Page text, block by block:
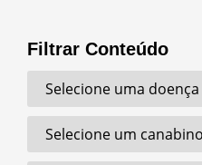
Filtrar Conteúdo